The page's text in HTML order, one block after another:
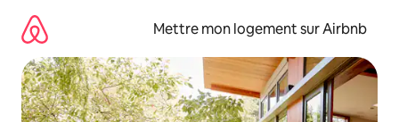
directement
contenu
Mettre mon logement sur Airbnb